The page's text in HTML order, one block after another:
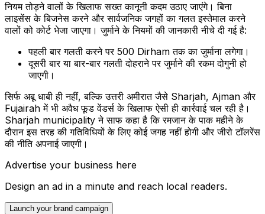
नियम तोड़ने वालों के खिलाफ सख्त कानूनी कदम उठाए जाएंगे। बिना
लाइसेंस के बिजनेस करने और सार्वजनिक जगहों का गलत इस्तेमाल करने
वालों को कोर्ट भेजा जाएगा। जुर्माने के नियमों की जानकारी नीचे दी गई है:
पहली बार गलती करने पर 500 Dirham तक का जुर्माना लगेगा।
दूसरी बार या बार-बार गलती दोहराने पर जुर्माने की रकम दोगुनी हो
जाएगी।
सिर्फ अबू धाबी ही नहीं, बल्कि उत्तरी अमीरात जैसे Sharjah, Ajman और
Fujairah में भी अवैध फूड वेंडर्स के खिलाफ ऐसी ही कार्रवाई चल रही है।
Sharjah municipality ने साफ कहा है कि रमजान के पाक महीने के
दौरान इस तरह की गतिविधियों के लिए कोई जगह नहीं होगी और जीरो टॉलरेंस
की नीति अपनाई जाएगी।
Advertise your business here
Design an ad in a minute and reach local readers.
Launch your brand campaign